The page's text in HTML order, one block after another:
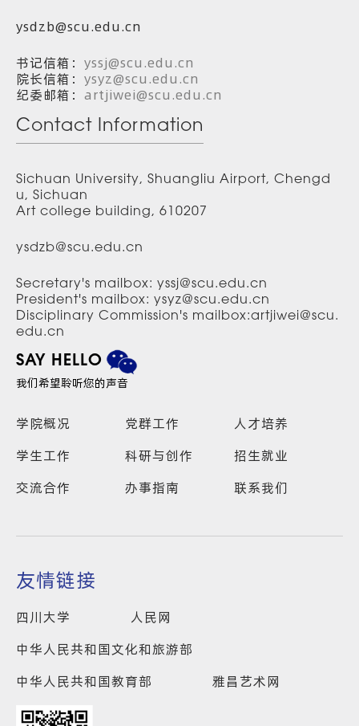
ysdzb@scu.edu.cn
书记信箱： yssj@scu.edu.cn
院长信箱： ysyz@scu.edu.cn
纪委邮箱： artjiwei@scu.edu.cn
Contact Information
Sichuan University, Shuangliu Airport, Chengd
u, Sichuan
Art college building, 610207
ysdzb@scu.edu.cn
Secretary's mailbox: yssj@scu.edu.cn
President's mailbox: ysyz@scu.edu.cn
Disciplinary Commission's mailbox:artjiwei@scu.
edu.cn
SAY HELLO
我们希望聆听您的声音
学院概况 党群工作
人才培养
学生工作
科研与创作
招生就业
交流合作
办事指南 联系我们
友情链接
四川大学
人民网
中华人民共和国文化和旅游部
中华人民共和国教育部
雅昌艺术网